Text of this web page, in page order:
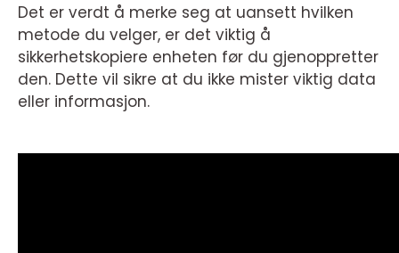
Det er verdt å merke seg at uansett hvilken
metode du velger, er det viktig å
sikkerhetskopiere enheten før du gjenoppretter
den. Dette vil sikre at du ikke mister viktig data
eller informasjon.